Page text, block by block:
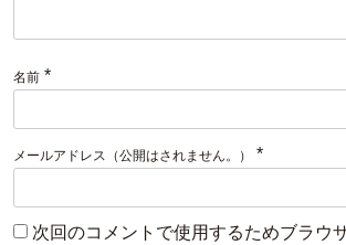
名前 *
メールアドレス（公開はされません。） *
次回のコメントで使用するためブラウ